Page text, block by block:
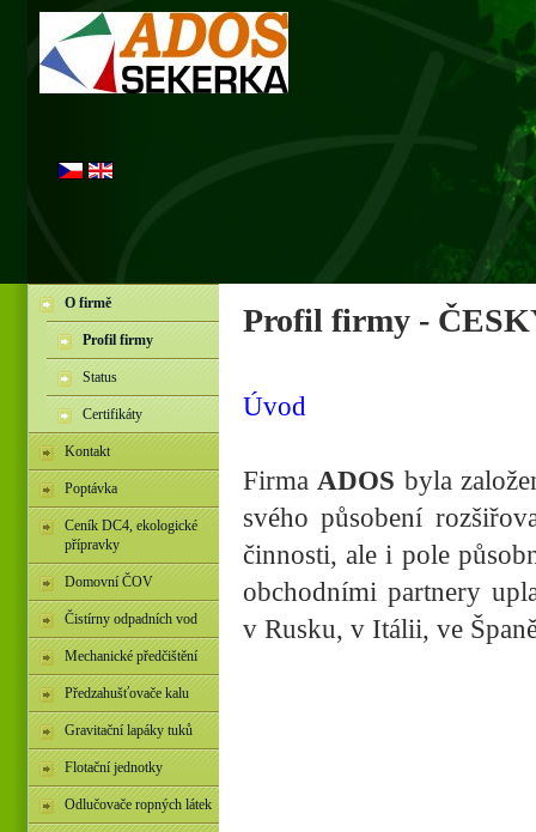
O firmě
Profil firmy
Status
Certifikáty
Kontakt
Poptávka
Ceník DC4, ekologické
přípravky
Domovní ČOV
Čistírny odpadních vod
Mechanické předčištění
Předzahušťovače kalu
Gravitační lapáky tuků
Flotační jednotky
Odlučovače ropných látek
Profil firmy -
Úvod
Firma ADOS byla
svého působení
činnosti, ale i pole
obchodními partnery
v Rusku, v Itálii, ve